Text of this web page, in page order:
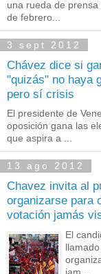
una rueda de
de febrero...
3 sept 2012
Chávez dice si
"quizás" no haya
pero sí crisis
El presidente de
oposición gana las
que aspira a ...
13 ago 2012
Chavez invita al
organizarse para
votación jamás
El
jam...